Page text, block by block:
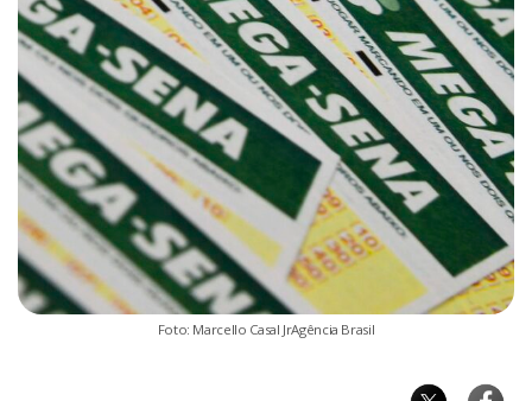
Foto: Marcello Casal JrAgência Brasil